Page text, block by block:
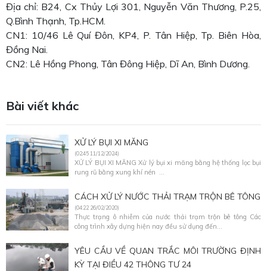
Địa chỉ: B24, Cx Thủy Lợi 301, Nguyễn Văn Thương, P.25,
Q.Bình Thạnh, Tp.HCM.
CN1: 10/46 Lê Quí Đôn, KP4, P. Tân Hiệp, Tp. Biên Hòa,
Đồng Nai.
CN2: Lê Hồng Phong, Tân Đông Hiệp, Dĩ An, Bình Dương.
Bài viết khác
XỬ LÝ BỤI XI MĂNG
(02:45 11/12/2024)
XỬ LÝ BỤI XI MĂNG Xử lý bụi xi măng bằng hệ thống lọc bụi
rung rũ bằng xung khí nén ...
CÁCH XỬ LÝ NƯỚC THẢI TRẠM TRỘN BÊ TÔNG
(04:22 26/02/2020)
Thực trạng ô nhiễm của nước thải trạm trộn bê tông Các
công trình xây dựng hiện nay đều sử dụng đến...
YÊU CẦU VỀ QUAN TRẮC MÔI TRƯỜNG ĐỊNH
KỲ TẠI ĐIỀU 42 THÔNG TƯ 24